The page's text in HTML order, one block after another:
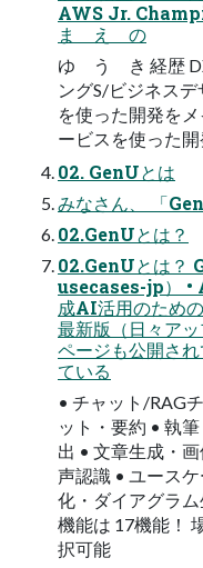
AWS Jr.
ま え の
ゆ う き 経歴
ングS/ビジネス
を使った開発を
ービスを使った
02. GenUとは
みなさん、 「
02.GenUとは？
02.GenUとは？
usecases-jp） •
成AI活用のため
最新版（日々ア
ページも公開さ
ている
• チャット/RAG
ット・要約 • 執
出 • 文章生成・
声認識 • ユース
化・ダイアグラ
機能は 17機能！
択可能